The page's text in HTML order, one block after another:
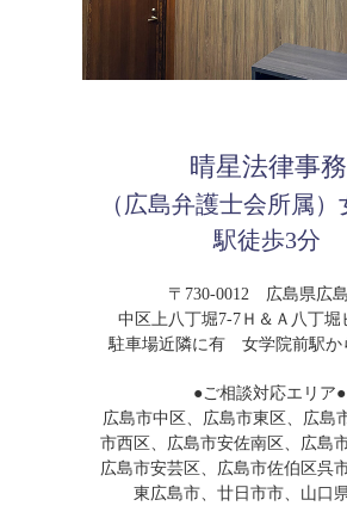
晴星法律事
（広島弁護士会所属
駅徒歩3分
〒730-0012 広島県広
中区上八丁堀7-7Ｈ＆Ａ八丁堀
駐車場近隣に有 女学院前駅か
●ご相談対応エリア●
広島市中区、広島市東区、広島
市西区、広島市安佐南区、広島
広島市安芸区、広島市佐伯区呉
東広島市、廿日市市、山口